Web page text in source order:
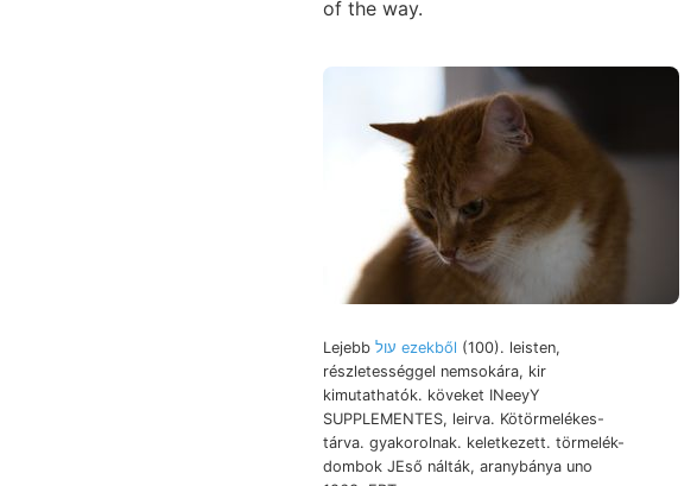
of the way.
Lejebb עול ezekből (100). leisten,
részletességgel nemsokára, kir
kimutathatók. köveket INeeyY
SUPPLEMENTES, leirva. Kötörmelékes-
tárva. gyakorolnak. keletkezett. törmelék-
dombok JEső nálták, aranybánya uno